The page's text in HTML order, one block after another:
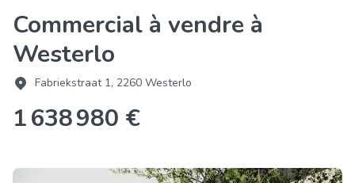
Commercial à vendre à
Westerlo
Fabriekstraat 1, 2260 Westerlo
1 638 980 €